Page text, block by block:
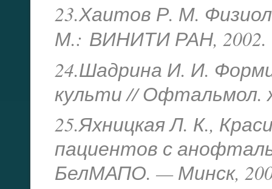
23.Хаитов Р. М.
М.: ВИНИТИ РАН, 2002.
24.Шадрина И. И.
культи // Офтальмол.
25.Яхницкая Л. К.,
пациентов с
БелМАПО. — Минск,